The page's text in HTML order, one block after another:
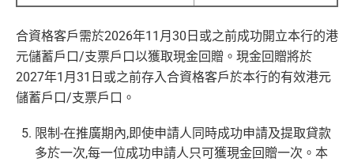
合資格客戶需於2026年11月30日或之前成功開立本行的港
元儲蓄戶口/支票戶口以獲取現金回贈。現金回贈將於
2027年1月31日或之前存入合資格客戶於本行的有效港元
儲蓄戶口/支票戶口。
限制-在推廣期內,即使申請人同時成功申請及提取貸款
多於一次,每一位成功申請人只可獲現金回贈一次。本